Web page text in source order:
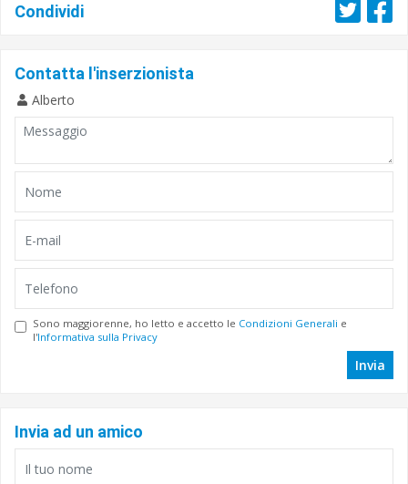
Condividi
Contatta l'inserzionista
Alberto
Sono maggiorenne, ho letto e accetto le Condizioni Generali e
l'Informativa sulla Privacy
Invia
Invia ad un amico